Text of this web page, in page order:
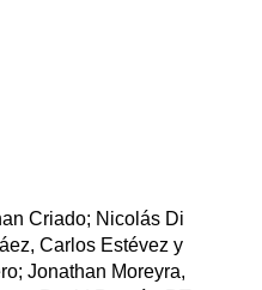
Criado; Nicolás Di
Carlos Estévez y
Jonathan Moreyra,